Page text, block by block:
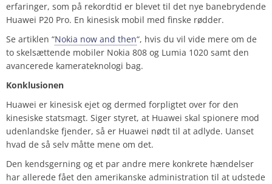
erfaringer, som på rekordtid er blevet til det nye banebrydende
Huawei P20 Pro. En kinesisk mobil med finske rødder.
Se artiklen “Nokia now and then“, hvis du vil vide mere om de
to skelsættende mobiler Nokia 808 og Lumia 1020 samt den
avancerede kamerateknologi bag.
Konklusionen
Huawei er kinesisk ejet og dermed forpligtet over for den
kinesiske statsmagt. Siger styret, at Huawei skal spionere mod
udenlandske fjender, så er Huawei nødt til at adlyde. Uanset
hvad de så selv måtte mene om det.
Den kendsgerning og et par andre mere konkrete hændelser
har allerede fået den amerikanske administration til at udstede